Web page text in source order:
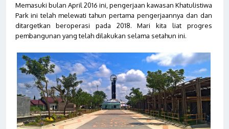
Memasuki bulan April 2016 ini, pengerjaan kawasan Khatulistiwa
Park ini telah melewati tahun pertama pengerjaannya dan dan
ditargetkan beroperasi pada 2018. Mari kita liat progres
pembangunan yang telah dilakukan selama setahun ini.